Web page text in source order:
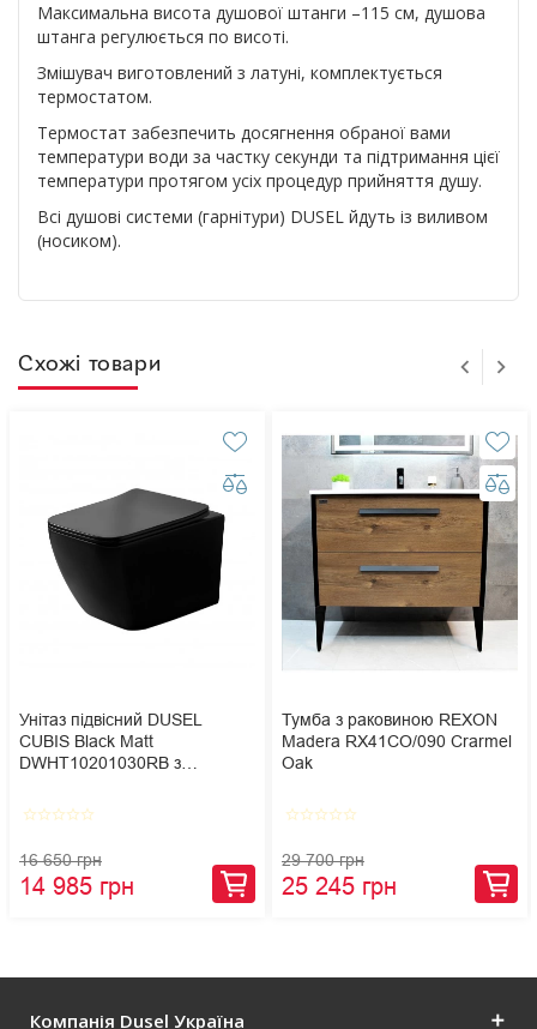
Максимальна висота душової штанги –115 см, душова
штанга регулюється по висоті.
Змішувач виготовлений з латуні, комплектується
термостатом.
Термостат забезпечить досягнення обраної вами
температури води за частку секунди та підтримання цієї
температури протягом усіх процедур прийняття душу.
Всі душові системи (гарнітури) DUSEL йдуть із виливом
(носиком).
Схожі товари
Унітаз підвісний DUSEL
CUBIS Black Matt
DWHT10201030RВ з
star_borderstar_borderstar_borderstar_borderstar_border
16 650 грн
14 985 грн
Тумба з раковиною REXON
Madera RX41CO/090 Crarmel
Oak
star_borderstar_borderstar_borderstar_borderstar_border
29 700 грн
25 245 грн
Компанія Dusel Україна